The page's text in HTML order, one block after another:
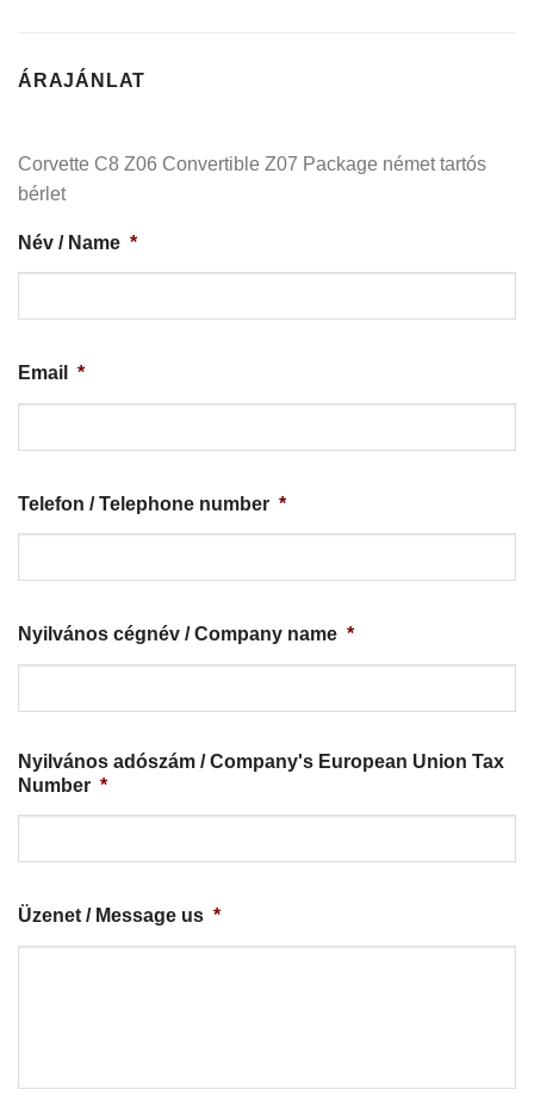
ÁRAJÁNLAT
Corvette C8 Z06 Convertible Z07 Package német tartós
bérlet
Név / Name *
Email *
Telefon / Telephone number *
Nyilvános cégnév / Company name *
Nyilvános adószám / Company's European Union Tax
Number *
Üzenet / Message us *